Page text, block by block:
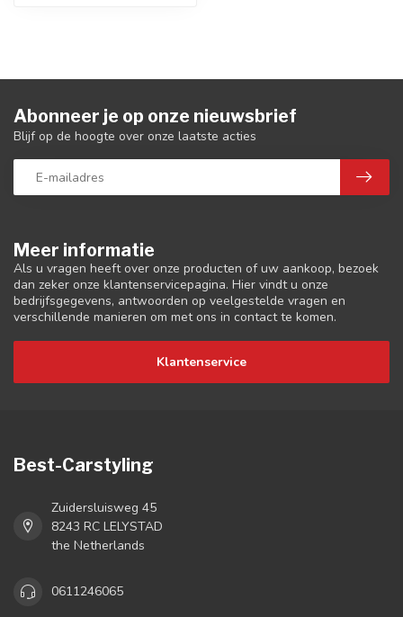
Meer informatie
Als u vragen heeft over onze producten of uw aankoop, bezoek
dan zeker onze klantenservicepagina. Hier vindt u onze
bedrijfsgegevens, antwoorden op veelgestelde vragen en
verschillende manieren om met ons in contact te komen.
Klantenservice
Abonneer je op onze nieuwsbrief
Blijf op de hoogte over onze laatste acties
Best-Carstyling
Zuidersluisweg 45
8243 RC LELYSTAD
the Netherlands
0611246065